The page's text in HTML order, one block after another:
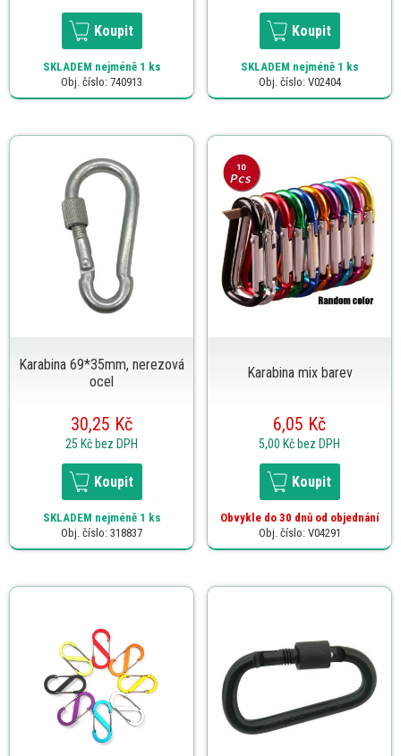
Koupit
SKLADEM nejméně 1 ks
Obj. číslo: 740913
Koupit
SKLADEM nejméně 1 ks
Obj. číslo: V02404
Karabina 69*35mm, nerezová
ocel
30,25 Kč
25 Kč bez DPH
Koupit
SKLADEM nejméně 1 ks
Obj. číslo: 318837
Karabina mix barev
6,05 Kč
5,00 Kč bez DPH
Koupit
Obvykle do 30 dnů od objednání
Obj. číslo: V04291